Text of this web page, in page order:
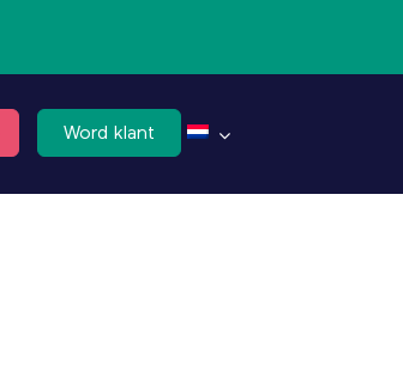
Word klant